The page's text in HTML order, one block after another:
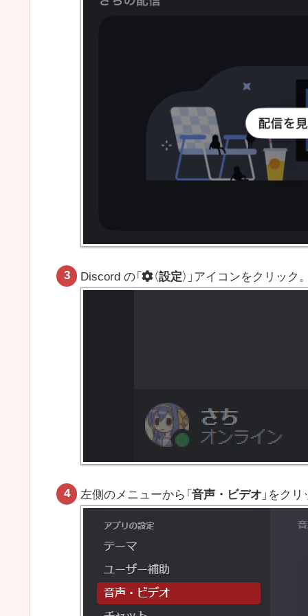
Discord の「 （設定）」アイコンをクリック
左側のメニューから「音声・ビデオ 」をク